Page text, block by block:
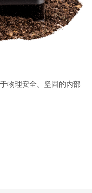
物理安全。 坚固的内部